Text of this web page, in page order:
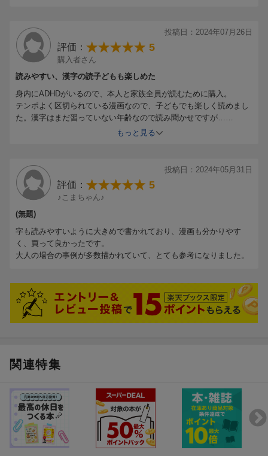
投稿日：2024年07月26日
評価： 5
購入者さん
読みやすい、漢字の読子どもも楽しめた
身内にADHDがいるので、本人と家族全員が読むために購入。
テンポよく区切られている漫画なので、子どもでも楽しく読めまし
た。漢字はまだ習っていない年齢なので読み聞かせですが…
当事者は、分かる〜、あぁ〜このモヤモヤはこう表現されるのか！
出来て良かった。
もっと見る
投稿日：2024年05月31日
評価： 5
♪こまちゃん♪
(無題)
字も読みやすいように大きめで書かれており、漫画も分かりやす
く、買って良かったです。
大人の場合の事例が多数描かれていて、とても参考になりました。
関連特集